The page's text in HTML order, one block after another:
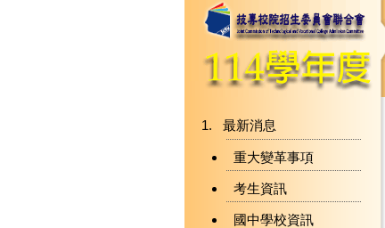
最新消息
重大變革事項
考生資訊
國中學校資訊